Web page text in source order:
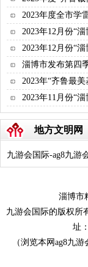
2023年度全市学
2023年12月份“
2023年12月份“
淄博市发布第四
2023年“齐鲁最
2023年11月份“
地方文明网
九游会国际-ag8九游
淄博市
九游会国际的版权所
址
（浏览本网ag8九